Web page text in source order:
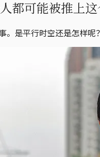
都可能被推上
。是平行时空还是怎样呢